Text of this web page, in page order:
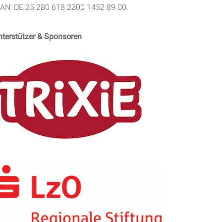
DE 25 280 618 2200 1452 89 00
& Sponsoren